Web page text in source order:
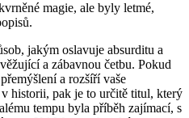
magie, ale byly letmé,
jakým oslavuje absurditu a
a zábavnou četbu. Pokud
a rozšíří vaše
historii, pak je to určitě titul, který
tempu byla příběh zajímací, s